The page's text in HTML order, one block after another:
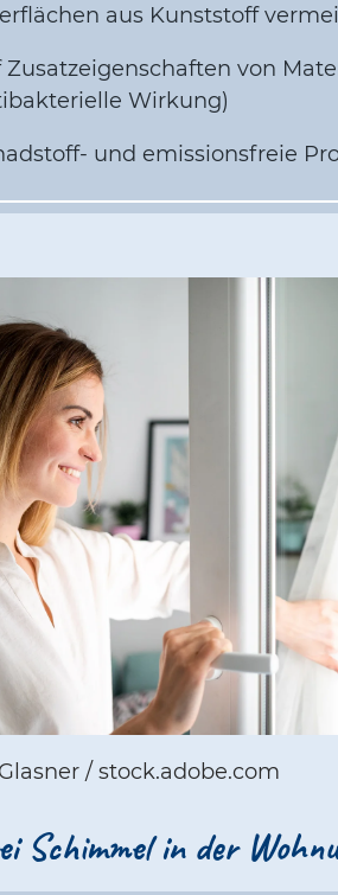
aus Kunststoff
Zusatzeigenschaften von
Wirkung)
und emissionsfreie
/ stock.adobe.com
Schimmel in der